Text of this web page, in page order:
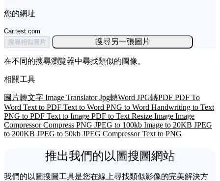
您的網址
Car.test.com
搜尋相似圖片
搜尋另一張圖片
在不同的搜尋瀏覽器中尋找類似的圖像。
相關工具
圖片轉文字 Image TranslatorJpg轉Word JPG轉PDF PDF To
Word Text to PDF Text to Word PNG to Word Handwriting to Text
PNG to PDF Text to Image PDF to Text Resize Image Image
CompressorCompress PNG JPEG to 100kb Image to 20KB JPEG
to 200KB JPEG to 50kb JPEG CompressorText to PNG
推出我們的以圖搜圖網站
我們的以圖搜圖工具是您在線上尋找類似影像的完美解決方